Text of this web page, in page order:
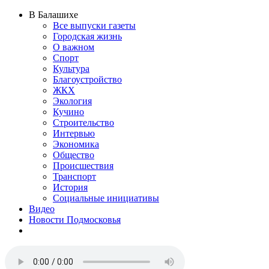
В Балашихе
Все выпуски газеты
Городская жизнь
О важном
Спорт
Культура
Благоустройство
ЖКХ
Экология
Кучино
Строительство
Интервью
Экономика
Общество
Происшествия
Транспорт
История
Социальные инициативы
Видео
Новости Подмосковья